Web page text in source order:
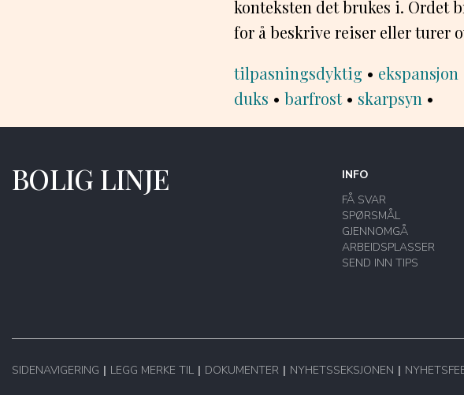
konteksten det brukes i. Ordet
for å beskrive reiser eller turer
tilpasningsdyktig • ekspansjon
duks • barfrost• skarpsyn •
BOLIG LINJE
INFO
FÅ SVAR
SPØRSMÅL
GJENNOMGÅ
ARBEIDSPLASSER
SEND INN TIPS
SIDENAVIGERING LEGG MERKE TIL DOKUMENTER NYHETSSEKSJONEN